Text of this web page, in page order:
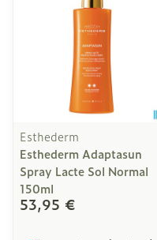
Esthederm
Esthederm Adaptasun
Spray Lacte Sol Normal
150ml
53,95 €